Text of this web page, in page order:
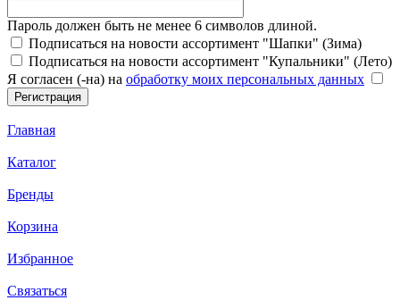
Пароль должен быть не менее 6 символов длиной.
Подписаться на новости ассортимент "Шапки" (Зима)
Подписаться на новости ассортимент "Купальники" (Лето)
Я согласен (-на) на обработку моих персональных данных
Главная
Каталог
Бренды
Корзина
Избранное
Связаться